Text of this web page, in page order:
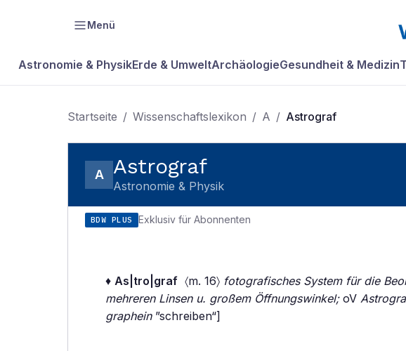
Menü
Astronomie & PhysikErde & UmweltArchäologieGesundheit & Medizin
Startseite / Wissenschaftslexikon / A / Astrograf
A Astrograf
Astronomie & Physik
BDW PLUS Exklusiv für Abonnenten
♦ As|tro|graf 〈m. 16〉 fotografisches System für die
mehreren Linsen u. großem Öffnungswinkel;oV
graphein”schreiben“]